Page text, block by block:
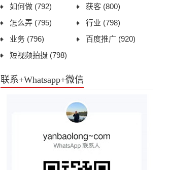
如何做 (792) 获客 (800)
怎么弄 (795) 行业 (798)
业务 (796) 百度推广 (920)
短视频拍摄 (798)
联系+Whatsapp+微信